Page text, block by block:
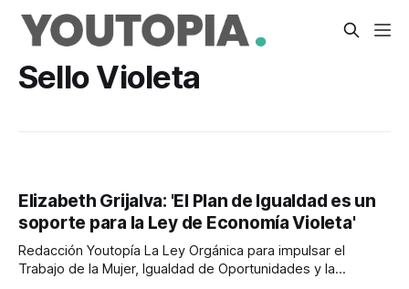
Sello Violeta
Elizabeth Grijalva: 'El Plan de Igualdad es un
soporte para la Ley de Economía Violeta'
Redacción Youtopía La Ley Orgánica para impulsar el
Trabajo de la Mujer, Igualdad de Oportunidades y la